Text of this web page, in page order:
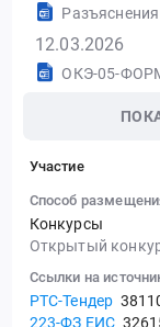
12.03.2026
Участие
Способ
Конкурсы
Открытый
Ссылки на
РТС-Тендер
223-ФЗ ЕИС